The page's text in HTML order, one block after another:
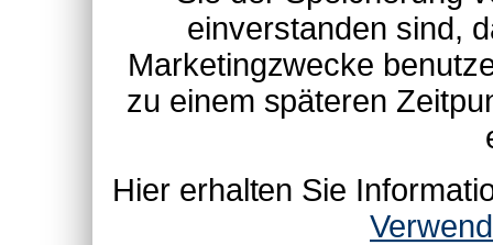
einverstanden sind,
Marketingzwecke
zu einem späteren
Hier erhalten Sie